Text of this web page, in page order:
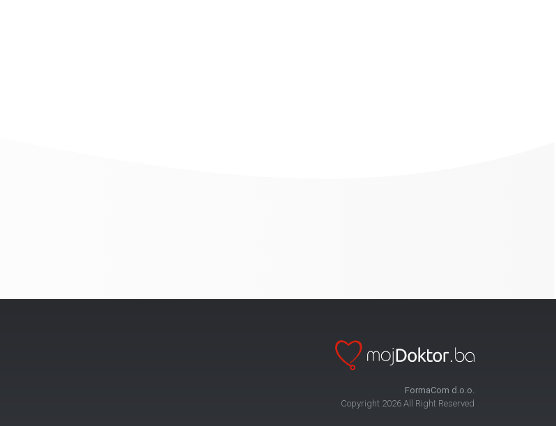
FormaCom d.o.o.
Copyright 2026 All Right Reserved